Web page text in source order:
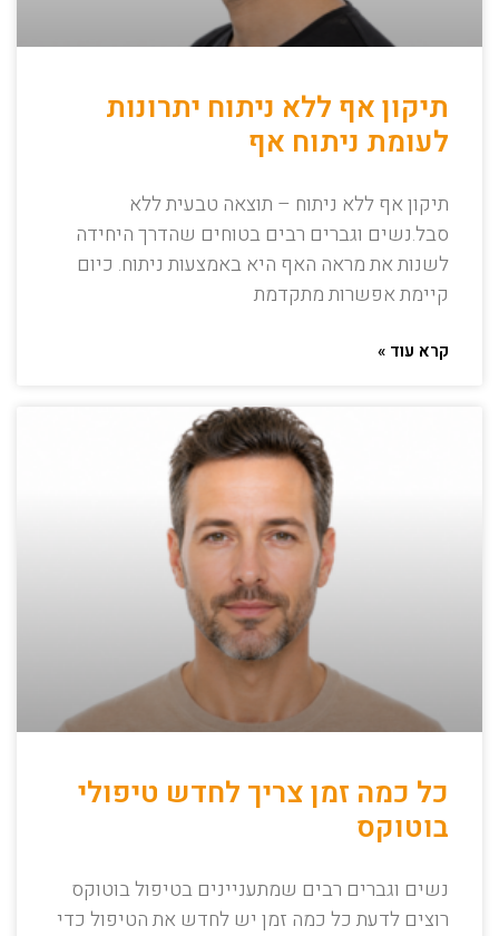
תיקון אף ללא ניתוח יתרונות
לעומת ניתוח אף
תיקון אף ללא ניתוח – תוצאה טבעית ללא
סבל.נשים וגברים רבים בטוחים שהדרך היחידה
לשנות את מראה האף היא באמצעות ניתוח. כיום
קיימת אפשרות מתקדמת
קרא עוד »
כל כמה זמן צריך לחדש טיפולי
בוטוקס
נשים וגברים רבים שמתעניינים בטיפול בוטוקס
רוצים לדעת כל כמה זמן יש לחדש את הטיפול כדי